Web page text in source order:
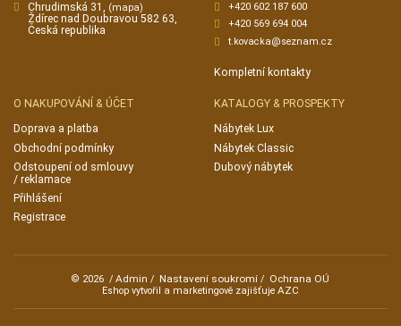
Chrudimská 31, (mapa)
Ždírec nad Doubravou 582 63,
Česká republika
+420 602 187 600
+420 569 694 004
t.kovacka@seznam.cz
Kompletní kontakty
O NAKUPOVÁNÍ & ÚČET
Doprava a platba
Obchodní podmínky
Odstoupení od smlouvy
/ reklamace
Přihlášení
Registrace
KATALOGY & PROSPEKTY
Nábytek Lux
Nábytek Classic
Dubový nábytek
© 2026 / Admin / Nastavení soukromí / Ochrana OÚ
Eshop vytvořil a marketingově zajišťuje AZC